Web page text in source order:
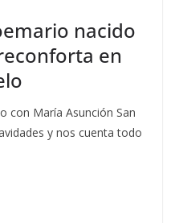
nacido
en
con María Asunción San
y nos cuenta todo